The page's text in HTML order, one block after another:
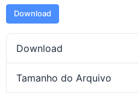
Download
Download
Tamanho do Arquivo